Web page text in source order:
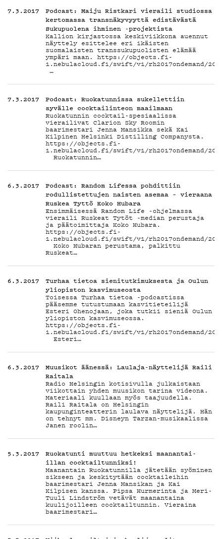
7.3.2017
Podcast: Maiju Ristkari vieraili studiossa
kertomassa transnäkyvyyttä edistävästä
Sukupuolena ihminen -projektista
Kallion kirjastossa keskiviikkona auennut
näyttely esittelee eri ikäisten
suomalaisten transsukupuolisten elämää
ympäri maan. https://objects.fi-
1.nebulacloud.fi/swift/v1/rh2017ondemand/
…
7.3.2017
Podcast: Ruokatunnissa sukellettiin
syvälle cocktailinteon maailmaan
Ruokatunnin cocktail-spesiaalissa
vierailivat Clarion Sky Roomin
baarimestari Jenna Mansikka sekä Kai
Kilpinen Helsinki Distilling Companysta.
https://objects.fi-
1.nebulacloud.fi/swift/v1/rh2017ondemand/
Ruokatunnin…
6.3.2017
Podcast: Random Lifessa pohdittiin
rodullistettujen naisten asemaa – vieraana
Ruskea Tyttö Koko Hubara
Ensimmäisessä Random Life -ohjelmassa
vieraili Ruskeat Tytöt -median perustaja
ja päätoimittaja Koko Hubara.
https://objects.fi-
1.nebulacloud.fi/swift/v1/rh2017ondemand/
Koko Hubaran perustama, palkittu
Ruskeat…
6.3.2017
Turhaa tietoa sienitutkimuksesta ja Oulun
yliopiston kasvimuseosta
Toisessa Turhaa tietoa -podcastissa
pääsemme tutustumaan kasvitieteilijä
Esteri Ohenojaan, joka tutkii sieniä Oulun
yliopiston kasvimuseossa.
https://objects.fi-
1.nebulacloud.fi/swift/v1/rh2017ondemand/
Esteri…
6.3.2017
Muusikot äänessä: Laulaja-näyttelijä Raili
Raitala
Radio Helsingin kotisivulla julkaistaan
viikottain yhden muusikon tarina videona.
Materiaali kuullaan myös taajuudella.
Raili Raitala on Helsingin
kaupunginteatterin laulava näyttelijä. Hän
on tehnyt mm. Disneyn Tarzan-musikaalissa
Janen roolin…
5.3.2017
Ruokatunti muuttuu hetkeksi maanantai-
illan cocktailtunniksi!
Maanantain Ruokatunnilla jätetään syöminen
sikseen ja keskitytään cocktaileihin
baarimestari Jenna Mansikan ja Kai
Kilpisen kanssa. Pipsa Hurmerinta ja Meri-
Tuuli Lindström vetävät maanantaina
kuulijoilleen cocktailtunnin. Vieraina
baarimestari…